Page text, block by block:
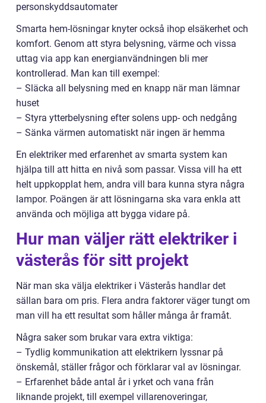
personskyddsautomater
Smarta hem-lösningar knyter också ihop elsäkerhet och
komfort. Genom att styra belysning, värme och vissa
uttag via app kan energianvändningen bli mer
kontrollerad. Man kan till exempel:
– Släcka all belysning med en knapp när man lämnar
huset
– Styra ytterbelysning efter solens upp- och nedgång
– Sänka värmen automatiskt när ingen är hemma
En elektriker med erfarenhet av smarta system kan
hjälpa till att hitta en nivå som passar. Vissa vill ha ett
helt uppkopplat hem, andra vill bara kunna styra några
lampor. Poängen är att lösningarna ska vara enkla att
använda och möjliga att bygga vidare på.
Hur man väljer rätt elektriker i
västerås för sitt projekt
När man ska välja elektriker i Västerås handlar det
sällan bara om pris. Flera andra faktorer väger tungt om
man vill ha ett resultat som håller många år framåt.
Några saker som brukar vara extra viktiga:
– Tydlig kommunikation att elektrikern lyssnar på
önskemål, ställer frågor och förklarar val av lösningar.
– Erfarenhet både antal år i yrket och vana från
liknande projekt, till exempel villarenoveringar,